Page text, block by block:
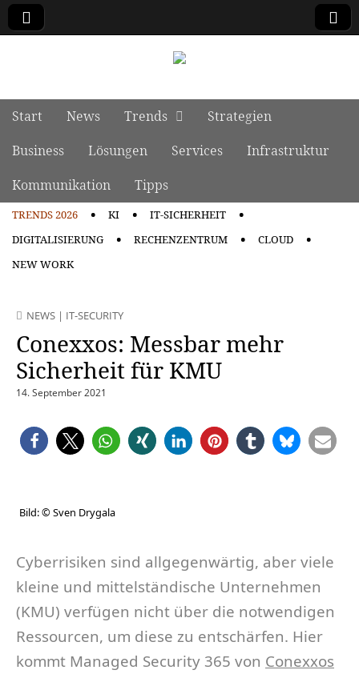
Main menu
Skip to content
Start News Trends
Strategien
Business
Lösungen Services
Infrastruktur
Kommunikation
Tipps
TRENDS 2026 KI
IT-SICHERHEIT
DIGITALISIERUNG
RECHENZENTRUM
CLOUD
NEW WORK
NEWS | IT-SECURITY
Conexxos: Messbar mehr
Sicherheit für KMU
14. September 2021
Bild: © Sven Drygala
Cyberrisiken sind allgegenwärtig, aber viele
kleine und mittelständische Unternehmen
(KMU) verfügen nicht über die notwendigen
Ressourcen, um diese zu entschärfen. Hier
kommt Managed Security 365 von Conexxos